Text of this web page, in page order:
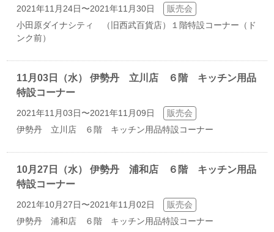
2021年11月24日〜2021年11月30日
販売会
小田原ダイナシティ （旧西武百貨店）１階特設コーナー（ド
ンク前）
11月03日（水） 伊勢丹 立川店 ６階 キッチン用品
特設コーナー
2021年11月03日〜2021年11月09日
販売会
伊勢丹 立川店 ６階 キッチン用品特設コーナー
10月27日（水） 伊勢丹 浦和店 ６階 キッチン用品
特設コーナー
2021年10月27日〜2021年11月02日
販売会
伊勢丹 浦和店 ６階 キッチン用品特設コーナー